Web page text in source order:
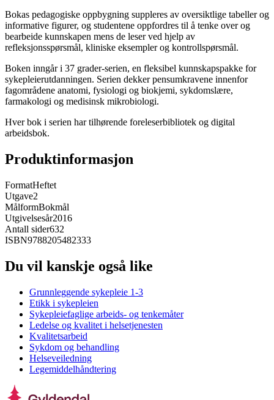
Bokas pedagogiske oppbygning suppleres av oversiktlige tabeller og
informative figurer, og studentene oppfordres til å tenke over og
bearbeide kunnskapen mens de leser ved hjelp av
refleksjonsspørsmål, kliniske eksempler og kontrollspørsmål.
Boken inngår i 37 grader-serien, en fleksibel kunnskapspakke for
sykepleierutdanningen. Serien dekker pensumkravene innenfor
fagområdene anatomi, fysiologi og biokjemi, sykdomslære,
farmakologi og medisinsk mikrobiologi.
Hver bok i serien har tilhørende foreleserbibliotek og digital
arbeidsbok.
Produktinformasjon
FormatHeftet
Utgave2
MålformBokmål
Utgivelsesår2016
Antall sider632
ISBN9788205482333
Du vil kanskje også like
Grunnleggende sykepleie 1-3
Etikk i sykepleien
Sykepleiefaglige arbeids- og tenkemåter
Ledelse og kvalitet i helsetjenesten
Kvalitetsarbeid
Sykdom og behandling
Helseveiledning
Legemiddelhåndtering